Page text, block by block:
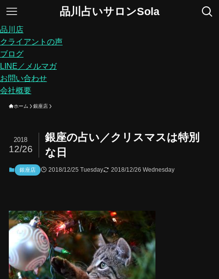
品川占いサロンSola
品川店
クライアントの声
ブログ
LINE／メルマガ
お問い合わせ
会社概要
ホーム 銀座店
銀座の占い／クリスマスは特別
な日
2018
12/26
銀座店 2018/12/25 Tuesday 2018/12/26 Wednesday